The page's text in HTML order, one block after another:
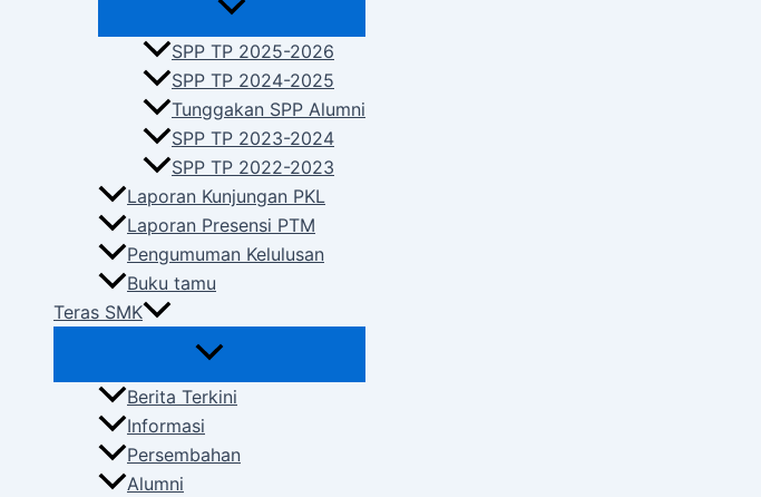
SPP TP 2025-2026
SPP TP 2024-2025
Tunggakan SPP Alumni
SPP TP 2023-2024
SPP TP 2022-2023
Laporan Kunjungan PKL
Laporan Presensi PTM
Pengumuman Kelulusan
Buku tamu
Teras SMK
Berita Terkini
Informasi
Persembahan
Alumni